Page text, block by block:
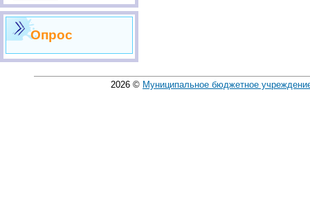
Опрос
2026 © Муниципальное бюджетное